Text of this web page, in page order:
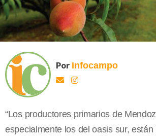
Por Infocampo
“Los productores primarios de
especialmente los del oasis sur,